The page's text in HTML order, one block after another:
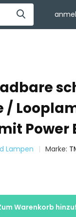
/
Power
Lampen Marke:
Warenkorb